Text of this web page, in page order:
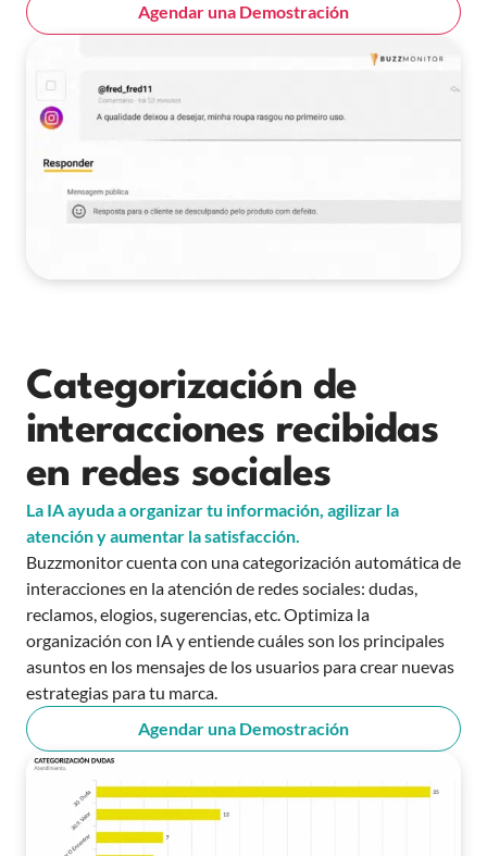
Agendar una Demostración
Categorización de
interacciones recibidas
en redes sociales
La IA ayuda a organizar tu información, agilizar la
atención y aumentar la satisfacción.
Buzzmonitor cuenta con una categorización automática de
interacciones en la atención de redes sociales: dudas,
reclamos, elogios, sugerencias, etc. Optimiza la
organización con IA y entiende cuáles son los principales
asuntos en los mensajes de los usuarios para crear nuevas
estrategias para tu marca.
Agendar una Demostración